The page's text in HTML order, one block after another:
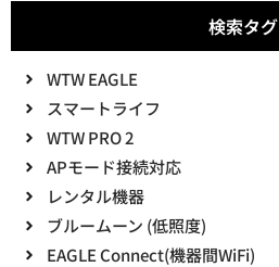
検索タグ
WTW EAGLE
スマートライフ
WTW PRO 2
APモード接続対応
レンタル機器
ブルームーン (低照度)
EAGLE Connect(機器間WiFi)